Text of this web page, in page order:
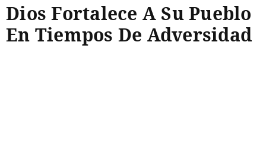
Dios Fortalece A Su Pueblo
En Tiempos De Adversidad